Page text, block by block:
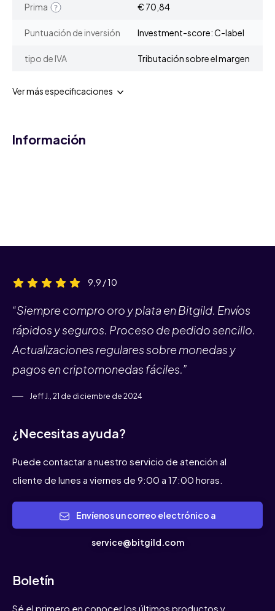
Prima € 70,84
Puntuación de inversión Investment-score: C-label
tipo de IVA Tributación sobre el margen
Ver más especificaciones
Información
9,9 / 10
“Siempre compro oro y plata en Bitgild. Envíos
rápidos y seguros. Proceso de pedido sencillo.
Actualizaciones regulares sobre monedas y
pagos en criptomonedas fáciles.”
Jeff J., 21 de diciembre de 2024
¿Necesitas ayuda?
Puede contactar a nuestro servicio de atención al
cliente de lunes a viernes de 9:00 a 17:00 horas.
service@bitgild.com
Boletín
Sé el primero en conocer los últimos productos y